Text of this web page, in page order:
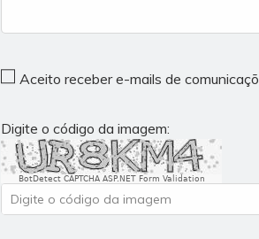
Aceito receber e-mails de
Digite o código da imagem:
BotDetect CAPTCHA ASP.NET Form Validation